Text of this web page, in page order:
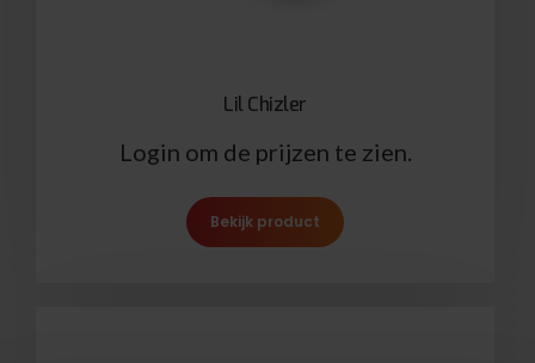
Lil Chizler
Login om de prijzen te zien.
Bekijk product